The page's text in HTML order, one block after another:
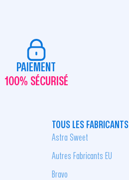
PAIEMENT
100% SÉCURISÉ
TOUS LES FABRICANTS
Astra Sweet
Autres Fabricants EU
Bravo